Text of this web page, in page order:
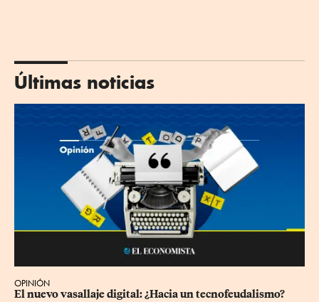
Últimas noticias
OPINIÓN
El nuevo vasallaje digital: ¿Hacia un tecnofeudalismo?